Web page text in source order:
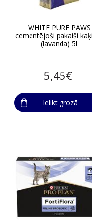
WHITE PURE PAWS
cementējoši pakaiši
(lavanda) 5l
5,45€
Ielikt grozā